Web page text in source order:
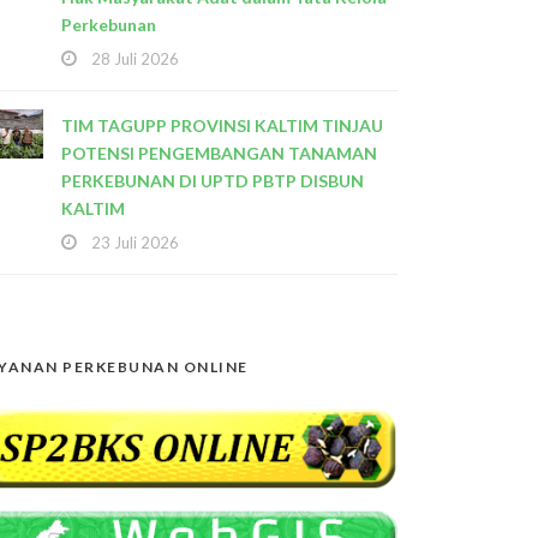
Perkebunan
28 Juli 2026
TIM TAGUPP PROVINSI KALTIM TINJAU
POTENSI PENGEMBANGAN TANAMAN
PERKEBUNAN DI UPTD PBTP DISBUN
KALTIM
23 Juli 2026
PERKEBUNAN ONLINE